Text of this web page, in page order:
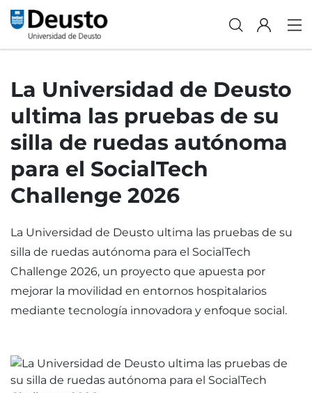
La Universidad de Deusto
ultima las pruebas de su
silla de ruedas autónoma
para el SocialTech
Challenge 2026
La Universidad de Deusto ultima las pruebas de su
silla de ruedas autónoma para el SocialTech
Challenge 2026, un proyecto que apuesta por
mejorar la movilidad en entornos hospitalarios
mediante tecnología innovadora y enfoque social.